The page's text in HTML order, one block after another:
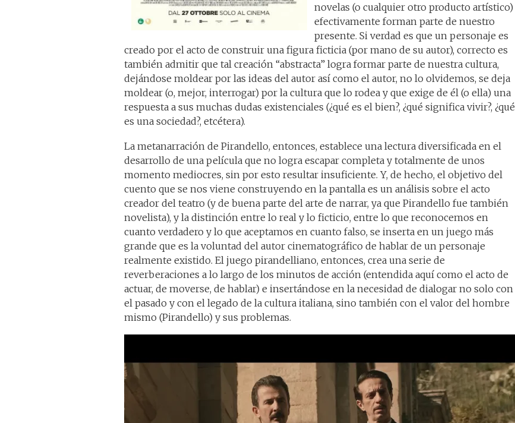
novelas (o cualquier otro producto artístico)
efectivamente forman parte de nuestro
presente. Si verdad es que un personaje es
creado por el acto de construir una figura ficticia (por mano de su autor), correcto es
también admitir que tal creación “abstracta” logra formar parte de nuestra cultura,
dejándose moldear por las ideas del autor así como el autor, no lo olvidemos, se deja
moldear (o, mejor, interrogar) por la cultura que lo rodea y que exige de él (o ella) una
respuesta a sus muchas dudas existenciales (¿qué es el bien?, ¿qué significa vivir?, ¿qué
es una sociedad?, etcétera).
La metanarración de Pirandello, entonces, establece una lectura diversificada en el
desarrollo de una película que no logra escapar completa y totalmente de unos
momento mediocres, sin por esto resultar insuficiente. Y, de hecho, el objetivo del
cuento que se nos viene construyendo en la pantalla es un análisis sobre el acto
creador del teatro (y de buena parte del arte de narrar, ya que Pirandello fue también
novelista), y la distinción entre lo real y lo ficticio, entre lo que reconocemos en
cuanto verdadero y lo que aceptamos en cuanto falso, se inserta en un juego más
grande que es la voluntad del autor cinematográfico de hablar de un personaje
realmente existido. El juego pirandelliano, entonces, crea una serie de
reverberaciones a lo largo de los minutos de acción (entendida aquí como el acto de
actuar, de moverse, de hablar) e insertándose en la necesidad de dialogar no solo con
el pasado y con el legado de la cultura italiana, sino también con el valor del hombre
mismo (Pirandello) y sus problemas.